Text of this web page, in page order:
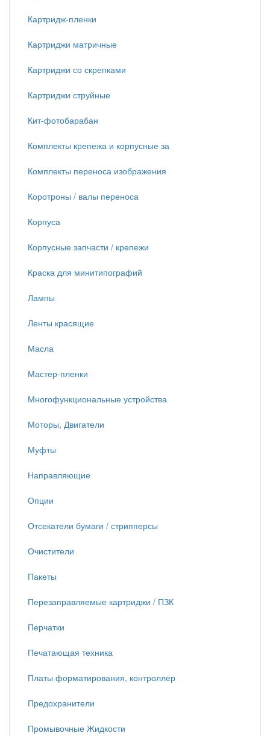
Картридж-пленки
Картриджи матричные
Картриджи со скрепками
Картриджи струйные
Кит-фотобарабан
Комплекты крепежа и корпусные за
Комплекты переноса изображения
Коротроны / валы переноса
Корпуса
Корпусные запчасти / крепежи
Краска для минитипографий
Лампы
Ленты красящие
Масла
Мастер-пленки
Многофункциональные устройства
Моторы, Двигатели
Муфты
Направляющие
Опции
Отсекатели бумаги / стрипперсы
Очистители
Пакеты
Перезаправляемые картриджи / ПЗК
Перчатки
Печатающая техника
Платы форматирования, контроллер
Предохранители
Промывочные Жидкости